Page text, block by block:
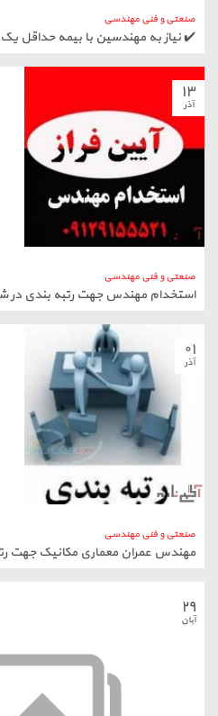
صنعتی و فنی مهندسی
✔️ نیاز به مهندسین با بیمه حداقل
۱۳
آذر
صنعتی و فنی مهندسی
استخدام مهندس جهت رتبه بندی در
۰۱
آذر
صنعتی و فنی مهندسی
مهندس عمران معماری مکانیک جهت
۲۹
آبان